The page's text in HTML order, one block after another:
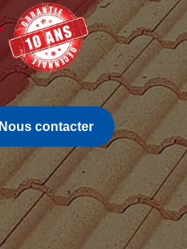
Nous contacter